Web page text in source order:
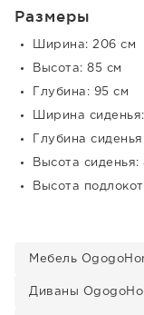
Размеры
Ширина: 206 см
Высота: 85 см
Глубина: 95 см
Ширина
Глубина
Высота сиденья:
Высота
Мебель
Диваны